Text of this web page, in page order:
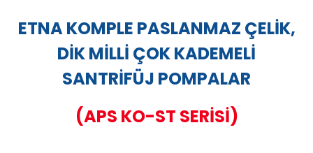
ETNA KOMPLE PASLANMAZ ÇELİK,
DİK MİLLİ ÇOK KADEMELİ
SANTRİFÜJ POMPALAR
(APS KO-ST SERİSİ)